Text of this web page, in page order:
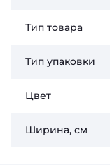
Тип товара
Тип упаковки
Цвет
Ширина, см